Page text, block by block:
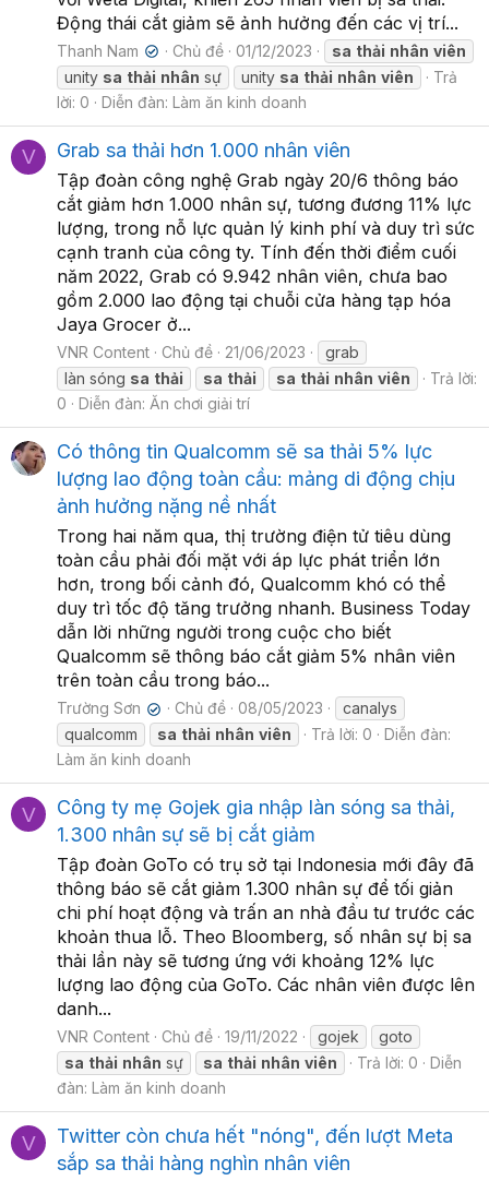
Động thái cắt giảm sẽ ảnh hưởng đến các vị trí...
Thanh Nam ✔ Chủ đề 01/12/2023 sa thải nhân viên
unity sa thải nhân sự unity sa thải nhân viên
Trả
lời: 0
Diễn đàn: Làm ăn kinh doanh
V Grab sa thải hơn 1.000 nhân viên
Tập đoàn công nghệ Grab ngày 20/6 thông báo
cắt giảm hơn 1.000 nhân sự, tương đương 11% lực
lượng, trong nỗ lực quản lý kinh phí và duy trì sức
cạnh tranh của công ty. Tính đến thời điểm cuối
năm 2022, Grab có 9.942 nhân viên, chưa bao
gồm 2.000 lao động tại chuỗi cửa hàng tạp hóa
Jaya Grocer ở...
VNR Content Chủ đề 21/06/2023
grab
làn sóng sa thải sa thải sa thải nhân viên
Trả lời:
0
Diễn đàn: Ăn chơi giải trí
Có thông tin Qualcomm sẽ sa thải 5% lực
lượng lao động toàn cầu: mảng di động chịu
ảnh hưởng nặng nề nhất
Trong hai năm qua, thị trường điện tử tiêu dùng
toàn cầu phải đối mặt với áp lực phát triển lớn
hơn, trong bối cảnh đó, Qualcomm khó có thể
duy trì tốc độ tăng trưởng nhanh. Business Today
dẫn lời những người trong cuộc cho biết
Qualcomm sẽ thông báo cắt giảm 5% nhân viên
trên toàn cầu trong báo...
Trường Sơn ✔ Chủ đề 08/05/2023
canalys
qualcomm
sa thải nhân viên Trả lời: 0
Diễn đàn:
Làm ăn kinh doanh
V
Công ty mẹ Gojek gia nhập làn sóng sa thải,
1.300 nhân sự sẽ bị cắt giảm
Tập đoàn GoTo có trụ sở tại Indonesia mới đây đã
thông báo sẽ cắt giảm 1.300 nhân sự để tối giản
chi phí hoạt động và trấn an nhà đầu tư trước các
khoản thua lỗ. Theo Bloomberg, số nhân sự bị sa
thải lần này sẽ tương ứng với khoảng 12% lực
lượng lao động của GoTo. Các nhân viên được lên
danh...
VNR Content Chủ đề 19/11/2022 gojek
goto
sa thải nhân sự sa thải nhân viên Trả lời: 0
Diễn
đàn: Làm ăn kinh doanh
V
Twitter còn chưa hết "nóng", đến lượt Meta
sắp sa thải hàng nghìn nhân viên